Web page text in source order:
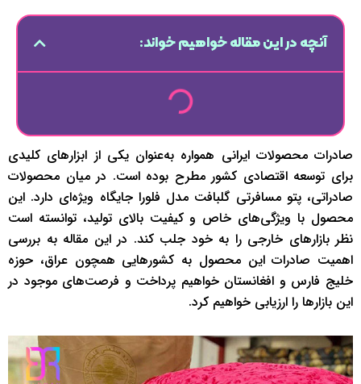
آنچه در این مقاله خواهیم خواند:
صادرات محصولات ایرانی همواره به‌عنوان یکی از ابزارهای کلیدی
برای توسعه اقتصادی کشور مطرح بوده است. در میان محصولات
صادراتی، پتو مسافرتی گلبافت مدل فلورا جایگاه ویژه‌ای دارد. این
محصول با ویژگی‌های خاص و کیفیت بالای تولید، توانسته است
نظر بازارهای خارجی را به خود جلب کند. در این مقاله به بررسی
اهمیت صادرات این محصول به کشورهایی همچون عراق، حوزه
خلیج فارس و افغانستان خواهیم پرداخت و فرصت‌های موجود در
این بازارها را ارزیابی خواهیم کرد.